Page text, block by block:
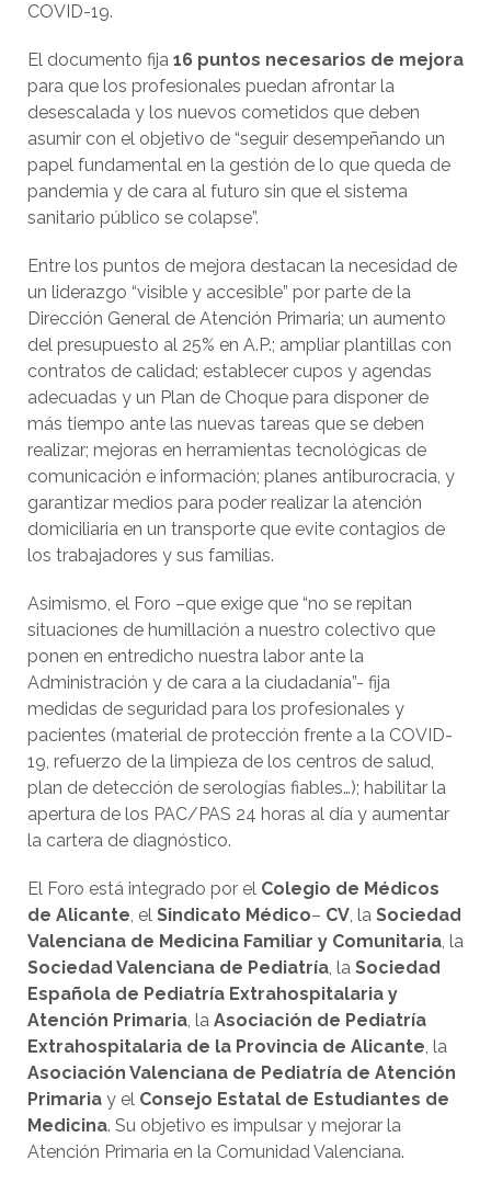
COVID-19.
El documento fija 16 puntos necesarios de mejora
para que los profesionales puedan afrontar la
desescalada y los nuevos cometidos que deben
asumir con el objetivo de “seguir desempeñando un
papel fundamental en la gestión de lo que queda de
pandemia y de cara al futuro sin que el sistema
sanitario público se colapse”.
Entre los puntos de mejora destacan la necesidad de
un liderazgo “visible y accesible” por parte de la
Dirección General de Atención Primaria; un aumento
del presupuesto al 25% en A.P.; ampliar plantillas con
contratos de calidad; establecer cupos y agendas
adecuadas y un Plan de Choque para disponer de
más tiempo ante las nuevas tareas que se deben
realizar; mejoras en herramientas tecnológicas de
comunicación e información; planes antiburocracia, y
garantizar medios para poder realizar la atención
domiciliaria en un transporte que evite contagios de
los trabajadores y sus familias.
Asimismo, el Foro –que exige que “no se repitan
situaciones de humillación a nuestro colectivo que
ponen en entredicho nuestra labor ante la
Administración y de cara a la ciudadanía”- fija
medidas de seguridad para los profesionales y
pacientes (material de protección frente a la COVID-
19, refuerzo de la limpieza de los centros de salud,
plan de detección de serologías fiables…); habilitar la
apertura de los PAC/PAS 24 horas al día y aumentar
la cartera de diagnóstico.
El Foro está integrado por el Colegio de Médicos
de Alicante, el Sindicato Médico– CV, la Sociedad
Valenciana de Medicina Familiar y Comunitaria, la
Sociedad Valenciana de Pediatría, la Sociedad
Española de Pediatría Extrahospitalaria y
Atención Primaria, la Asociación de Pediatría
Extrahospitalaria de la Provincia de Alicante, la
Asociación Valenciana de Pediatría de Atención
Primaria y el Consejo Estatal de Estudiantes de
Medicina. Su objetivo es impulsar y mejorar la
Atención Primaria en la Comunidad Valenciana.